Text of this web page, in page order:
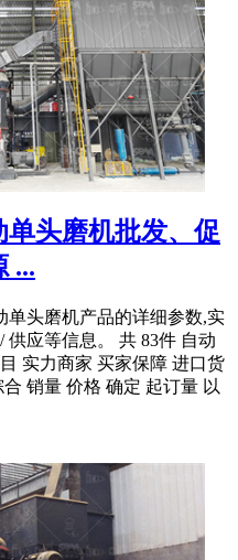
单头磨机批发、促
...
单头磨机产品的详细参数,实
供应等信息。 共 83件 自动
实力商家 买家保障 进口货
销量 价格 确定 起订量 以